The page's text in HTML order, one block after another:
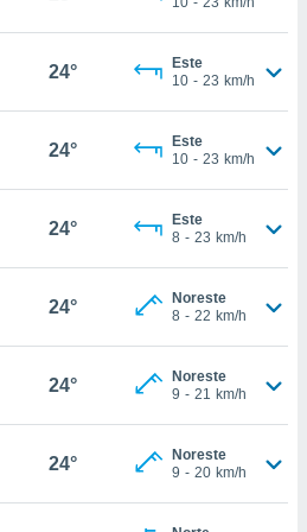
24°
Este
10 - 23 km/h
24°
Este
10 - 23 km/h
24°
Este
8 - 23 km/h
24°
Noreste
8 - 22 km/h
24°
Noreste
9 - 21 km/h
24°
Noreste
9 - 20 km/h